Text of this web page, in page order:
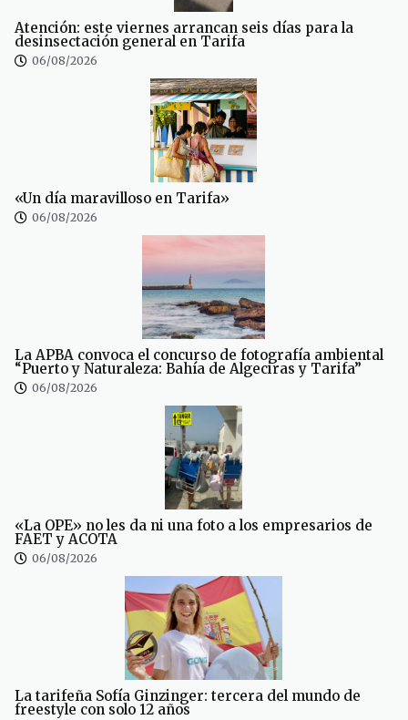
Atención: este viernes arrancan seis días para la
desinsectación general en Tarifa
06/08/2026
«Un día maravilloso en Tarifa»
06/08/2026
La APBA convoca el concurso de fotografía ambiental
“Puerto y Naturaleza: Bahía de Algeciras y Tarifa”
06/08/2026
«La OPE» no les da ni una foto a los empresarios de
FAET y ACOTA
06/08/2026
La tarifeña Sofía Ginzinger: tercera del mundo de
freestyle con solo 12 años